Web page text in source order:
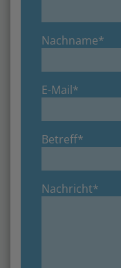
Nachname*
E-Mail*
Betreff*
Nachricht*